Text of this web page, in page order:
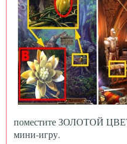
поместите ЗОЛОТОЙ
мини-игру.